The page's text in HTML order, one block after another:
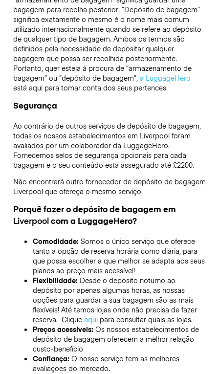
bagagem para recolha posterior. “Depósito de bagagem”
significa exatamente o mesmo é o nome mais comum
utilizado internacionalmente quando se refere ao depósito
de qualquer tipo de bagagem. Ambos os termos são
definidos pela necessidade de depositar qualquer
bagagem que possa ser recolhida posteriormente.
Portanto, quer esteja à procura de “armazenamento de
bagagem” ou “depósito de bagagem”, a LuggageHero
está aqui para tomar conta dos seus pertences.
Segurança
Ao contrário de outros serviços de depósito de bagagem,
todas os nossos estabelecimentos em Liverpoolforam
avaliados por um colaborador da LuggageHero.
Fornecemos selos de segurança opcionais para cada
bagagem e o seu conteúdo está assegurado até £2200.
Não encontrará outro fornecedor de depósito de bagagem
Liverpoolque ofereça o mesmo serviço.
Porquê fazer o depósito de bagagem em
Liverpoolcom a LuggageHero?
Comodidade: Somos o único serviço que oferece
tanto a opção de reserva horária como diária, para
que possa escolher a que melhor se adapta aos seus
planos ao preço mais acessível!
Flexibilidade: Desde o depósito noturno ao
depósito por apenas algumas horas, as nossas
opções para guardar a sua bagagem são as mais
flexíveis! Até temos lojas onde não precisa de fazer
reserva. Clique aquipara consultar quais as lojas.
Preços acessíveis: Os nossos estabelecimentos de
depósito de bagagem oferecem a melhor relação
custo-benefício
Confiança: O nosso serviço tem as melhores
avaliações do mercado.